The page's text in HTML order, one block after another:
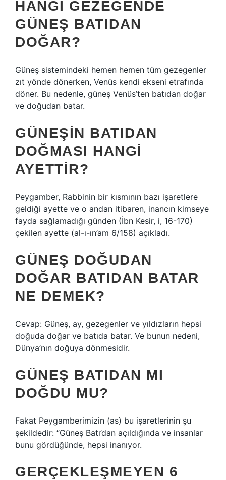
HANGI GEZEGENDE
GÜNEŞ BATIDAN
DOĞAR?
Güneş sistemindeki hemen hemen tüm gezegenler
zıt yönde dönerken, Venüs kendi ekseni etrafında
döner. Bu nedenle, güneş Venüs’ten batıdan doğar
ve doğudan batar.
GÜNEŞIN BATIDAN
DOĞMASI HANGI
AYETTIR?
Peygamber, Rabbinin bir kısmının bazı işaretlere
geldiği ayette ve o andan itibaren, inancın kimseye
fayda sağlamadığı günden (İbn Kesir, i, 16-170)
çekilen ayette (al-ı-ın’am 6/158) açıkladı.
GÜNEŞ DOĞUDAN
DOĞAR BATIDAN BATAR
NE DEMEK?
Cevap: Güneş, ay, gezegenler ve yıldızların hepsi
doğuda doğar ve batıda batar. Ve bunun nedeni,
Dünya’nın doğuya dönmesidir.
GÜNEŞ BATIDAN MI
DOĞDU MU?
Fakat Peygamberimizin (as) bu işaretlerinin şu
şekildedir: “Güneş Batı’dan açıldığında ve insanlar
bunu gördüğünde, hepsi inanıyor.
GERÇEKLEŞMEYEN 6